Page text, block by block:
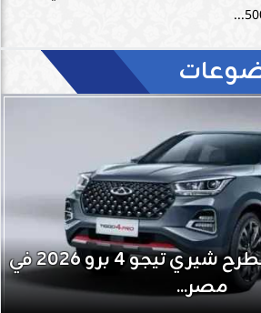
جي بي غبور أوتو تطرح شيري تيجو 4 برو 2026 في
تمارين